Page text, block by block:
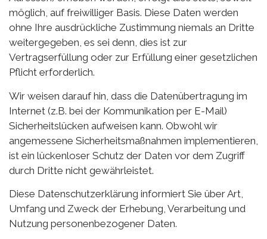
möglich, auf freiwilliger Basis. Diese Daten werden
ohne Ihre ausdrückliche Zustimmung niemals an Dritte
weitergegeben, es sei denn, dies ist zur
Vertragserfüllung oder zur Erfüllung einer gesetzlichen
Pflicht erforderlich.
Wir weisen darauf hin, dass die Datenübertragung im
Internet (z.B. bei der Kommunikation per E-Mail)
Sicherheitslücken aufweisen kann. Obwohl wir
angemessene Sicherheitsmaßnahmen implementieren,
ist ein lückenloser Schutz der Daten vor dem Zugriff
durch Dritte nicht gewährleistet.
Diese Datenschutzerklärung informiert Sie über Art,
Umfang und Zweck der Erhebung, Verarbeitung und
Nutzung personenbezogener Daten.